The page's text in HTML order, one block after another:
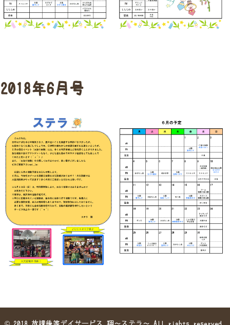
2018年6月号
© 2018 放課後等デイサービス 翔～ステラ～ All rights reserved.